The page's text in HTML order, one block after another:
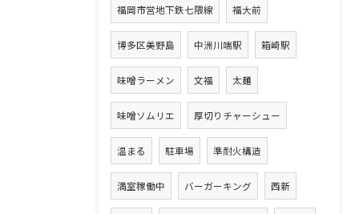
福岡市営地下鉄七隈線 福大前
博多区美野島 中洲川端駅 箱崎駅
味噌ラーメン 文福 太麺
味噌ソムリエ 厚切りチャーシュー
温まる 駐車場 準耐火構造
満室稼働中 バーガーキング 西新